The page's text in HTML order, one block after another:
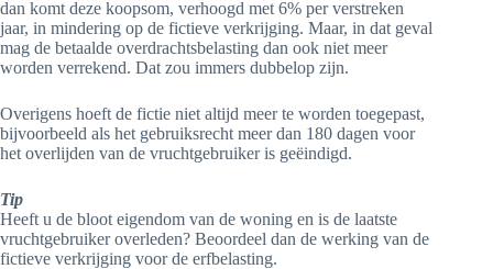
dan komt deze koopsom, verhoogd met 6% per verstreken
jaar, in mindering op de fictieve verkrijging. Maar, in dat geval
mag de betaalde overdrachtsbelasting dan ook niet meer
worden verrekend. Dat zou immers dubbelop zijn.
Overigens hoeft de fictie niet altijd meer te worden toegepast,
bijvoorbeeld als het gebruiksrecht meer dan 180 dagen voor
het overlijden van de vruchtgebruiker is geëindigd.
Tip
Heeft u de bloot eigendom van de woning en is de laatste
vruchtgebruiker overleden? Beoordeel dan de werking van de
fictieve verkrijging voor de erfbelasting.